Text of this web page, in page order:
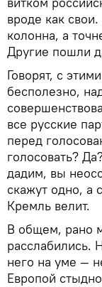
вроде как
колонна, а
Другие пошли
Говорят, с
бесполезно,
все русские
перед
голосовать?
дадим, вы
скажут одно, а
Кремль велит.
В общем, рано
расслабились.
него на уме —
Европой